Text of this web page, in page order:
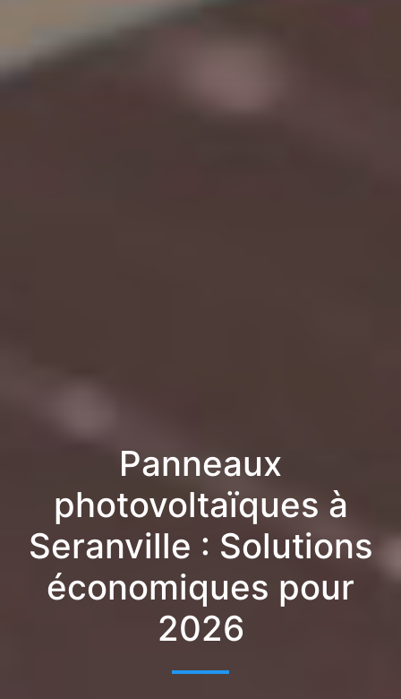
Panneaux
photovoltaïques à
Seranville : Solutions
économiques pour
2026